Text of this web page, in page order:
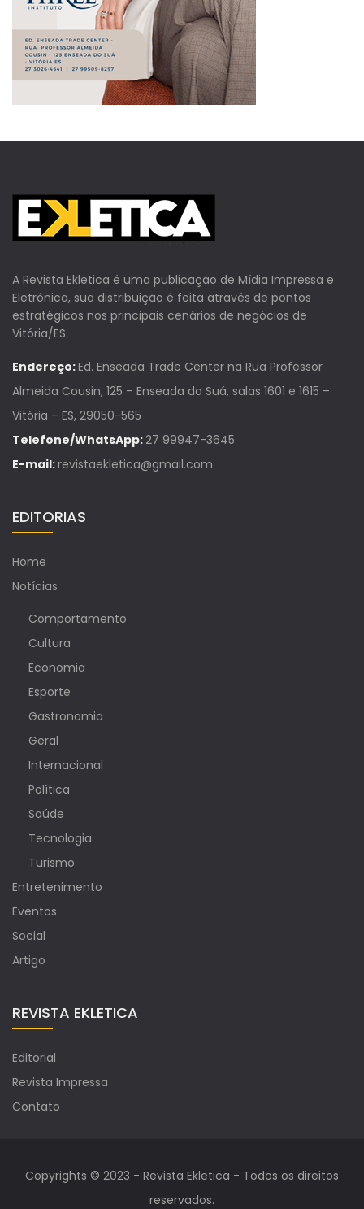
A Revista Ekletica é uma publicação de Mídia Impressa e
Eletrônica, sua distribuição é feita através de pontos
estratégicos nos principais cenários de negócios de
Vitória/ES.
Endereço:Ed. Enseada Trade Center na Rua Professor
Almeida Cousin, 125 – Enseada do Suá, salas 1601 e 1615 –
Vitória – ES, 29050-565
Telefone/WhatsApp:27 99947-3645
E-mail:revistaekletica@gmail.com
EDITORIAS
Home
Notícias
Comportamento
Cultura
Economia
Esporte
Gastronomia
Geral
Internacional
Política
Saúde
Tecnologia
Turismo
Entretenimento
Eventos
Social
Artigo
REVISTA EKLETICA
Editorial
Revista Impressa
Contato
Copyrights © 2023 - Revista Ekletica - Todos os direitos
reservados.